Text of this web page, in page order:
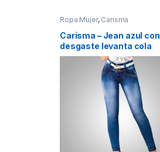
Ropa Mujer, Carisma
Carisma – Jean azul con
desgaste levanta cola